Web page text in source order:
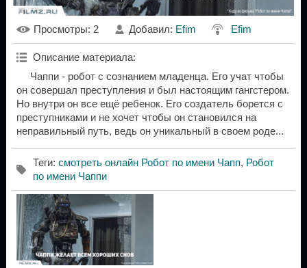
Просмотры: 2 Добавил: Efim Efim
Описание материала:
Чаппи - робот с сознанием младенца. Его учат чтобы
он совершал преступления и был настоящим гангстером.
Но внутри он все ещё ребенок. Его создатель борется с
преступниками и не хочет чтобы он становился на
неправильный путь, ведь он уникальный в своем роде...
Теги: смотреть онлайн Робот по имени Чапп, Робот
по имени Чаппи